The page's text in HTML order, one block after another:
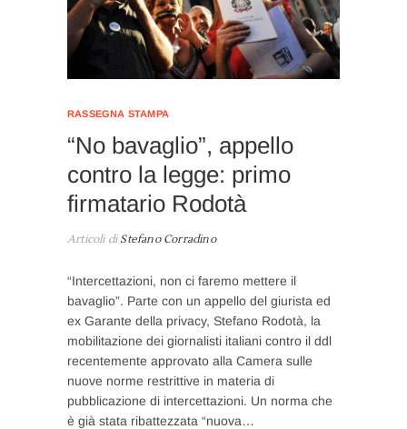
RASSEGNA STAMPA
“No bavaglio”, appello
contro la legge: primo
firmatario Rodotà
Articoli diStefano Corradino
“Intercettazioni, non ci faremo mettere il
bavaglio”. Parte con un appello del giurista ed
ex Garante della privacy, Stefano Rodotà, la
mobilitazione dei giornalisti italiani contro il ddl
recentemente approvato alla Camera sulle
nuove norme restrittive in materia di
pubblicazione di intercettazioni. Un norma che
è già stata ribattezzata “nuova…